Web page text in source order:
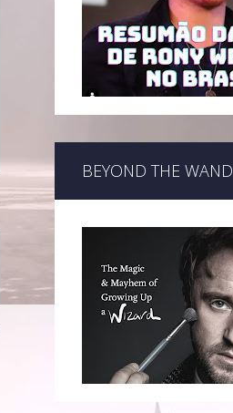
BEYOND THE WAND